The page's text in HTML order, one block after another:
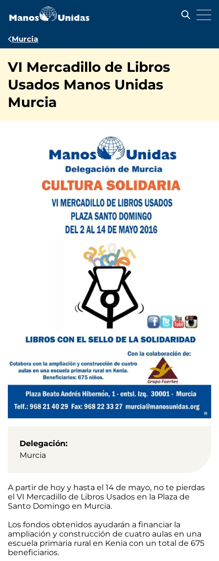
contenido
Ruta
navegación
Murcia
VI Mercadillo de Libros
Usados Manos Unidas
Murcia
Delegación
Murcia
A partir de hoy y hasta el 14 de mayo, no te pierdas
el VI Mercadillo de Libros Usados en la Plaza de
Santo Domingo en Murcia.
Los fondos obtenidos ayudarán a financiar la
ampliación y construcción de cuatro aulas en una
escuela primaria rural en Kenia con un total de 675
beneficiarios.